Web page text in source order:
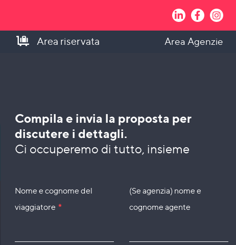
Area riservata Area Agenzie
Compila e invia la proposta per
discutere i dettagli.
Ci occuperemo di tutto, insieme
Nome e cognome del
viaggiatore *
(Se agenzia) nome e
cognome agente